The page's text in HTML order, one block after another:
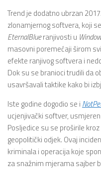
Trend je dodatno ubrzan
zlonamjernog softvera, koji
EternalBlueranjivosti u
masovni poremećaji širom
efekte ranjivog softvera i
Dok su se branioci trudili da
usavršavali taktike kako bi
Iste godine dogodio se i
ucjenjivački softver,
Posljedice su se proširile
geopolitički odjek. Ovaj
kriminala i operacija koje
za snažnim mjerama sajber